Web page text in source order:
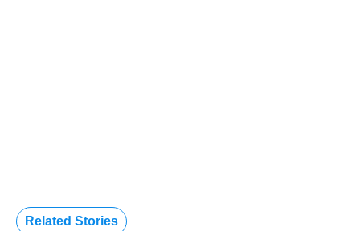
Related Stories